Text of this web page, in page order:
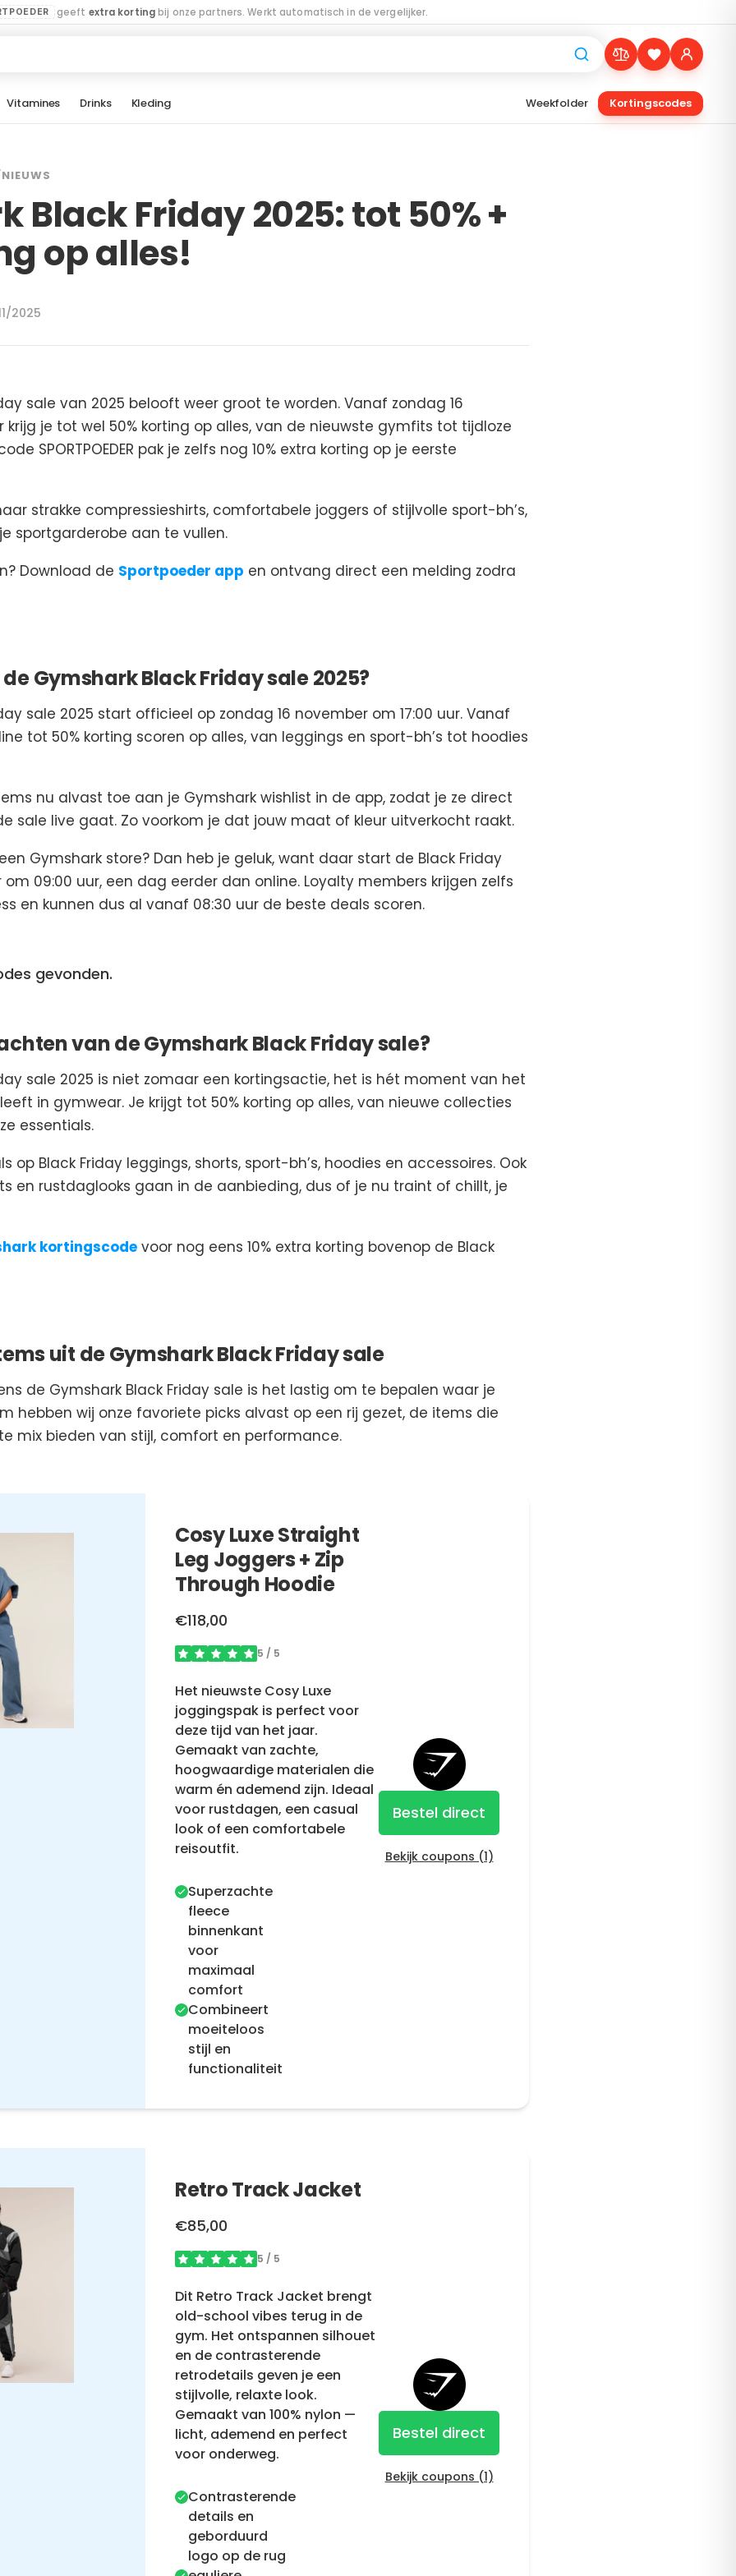
geeft extra kortingbij onze partners. Werkt automatisch in de vergelijker.
Vitamines Drinks Kleding Weekfolder Kortingscodes
NIEUWS
Black Friday 2025: tot 50% +
op alles!
2025
sale van 2025 belooft weer groot te worden. Vanaf zondag 16
krijg je tot wel 50% korting op alles, van de nieuwste gymfits tot tijdloze
SPORTPOEDER pak je zelfs nog 10% extra korting op je eerste
strakke compressieshirts, comfortabele joggers of stijlvolle sport-bh’s,
sportgarderobe aan te vullen.
Download de Sportpoeder app en ontvang direct een melding zodra
Gymshark Black Friday sale 2025?
sale 2025 start officieel op zondag 16 november om 17:00 uur. Vanaf
tot 50% korting scoren op alles, van leggings en sport-bh’s tot hoodies
nu alvast toe aan je Gymshark wishlist in de app, zodat je ze direct
sale live gaat. Zo voorkom je dat jouw maat of kleur uitverkocht raakt.
Gymshark store? Dan heb je geluk, want daar start de Black Friday
om 09:00 uur, een dag eerder dan online. Loyalty members krijgen zelfs
en kunnen dus al vanaf 08:30 uur de beste deals scoren.
gevonden.
van de Gymshark Black Friday sale?
sale 2025 is niet zomaar een kortingsactie, het is hét moment van het
in gymwear. Je krijgt tot 50% korting op alles, van nieuwe collecties
essentials.
op Black Friday leggings, shorts, sport-bh’s, hoodies en accessoires. Ook
en rustdaglooks gaan in de aanbieding, dus of je nu traint of chillt, je
kortingscode voor nog eens 10% extra korting bovenop de Black
uit de Gymshark Black Friday sale
de Gymshark Black Friday sale is het lastig om te bepalen waar je
hebben wij onze favoriete picks alvast op een rij gezet, de items die
mix bieden van stijl, comfort en performance.
Cosy Luxe Straight
Leg Joggers + Zip
Through Hoodie
€118,00
5 / 5
Het nieuwste Cosy Luxe
joggingspak is perfect voor
deze tijd van het jaar.
Gemaakt van zachte,
hoogwaardige materialen die
warm én ademend zijn. Ideaal
voor rustdagen, een casual
look of een comfortabele
reisoutfit.
Superzachte
fleece
binnenkant
voor
maximaal
comfort
Combineert
moeiteloos
stijl en
functionaliteit
Bestel direct
Bekijk coupons (1)
Retro Track Jacket
€85,00
5 / 5
Dit Retro Track Jacket brengt
old-school vibes terug in de
gym. Het ontspannen silhouet
en de contrasterende
retrodetails geven je een
stijlvolle, relaxte look.
Gemaakt van 100% nylon —
licht, ademend en perfect
voor onderweg.
Contrasterende
details en
geborduurd
logo op de rug
Bestel direct
Bekijk coupons (1)